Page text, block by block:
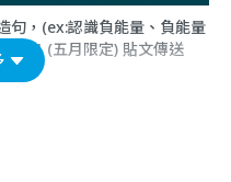
句，(ex:認識負能量、負能量
券！(五月限定) 貼文傳送